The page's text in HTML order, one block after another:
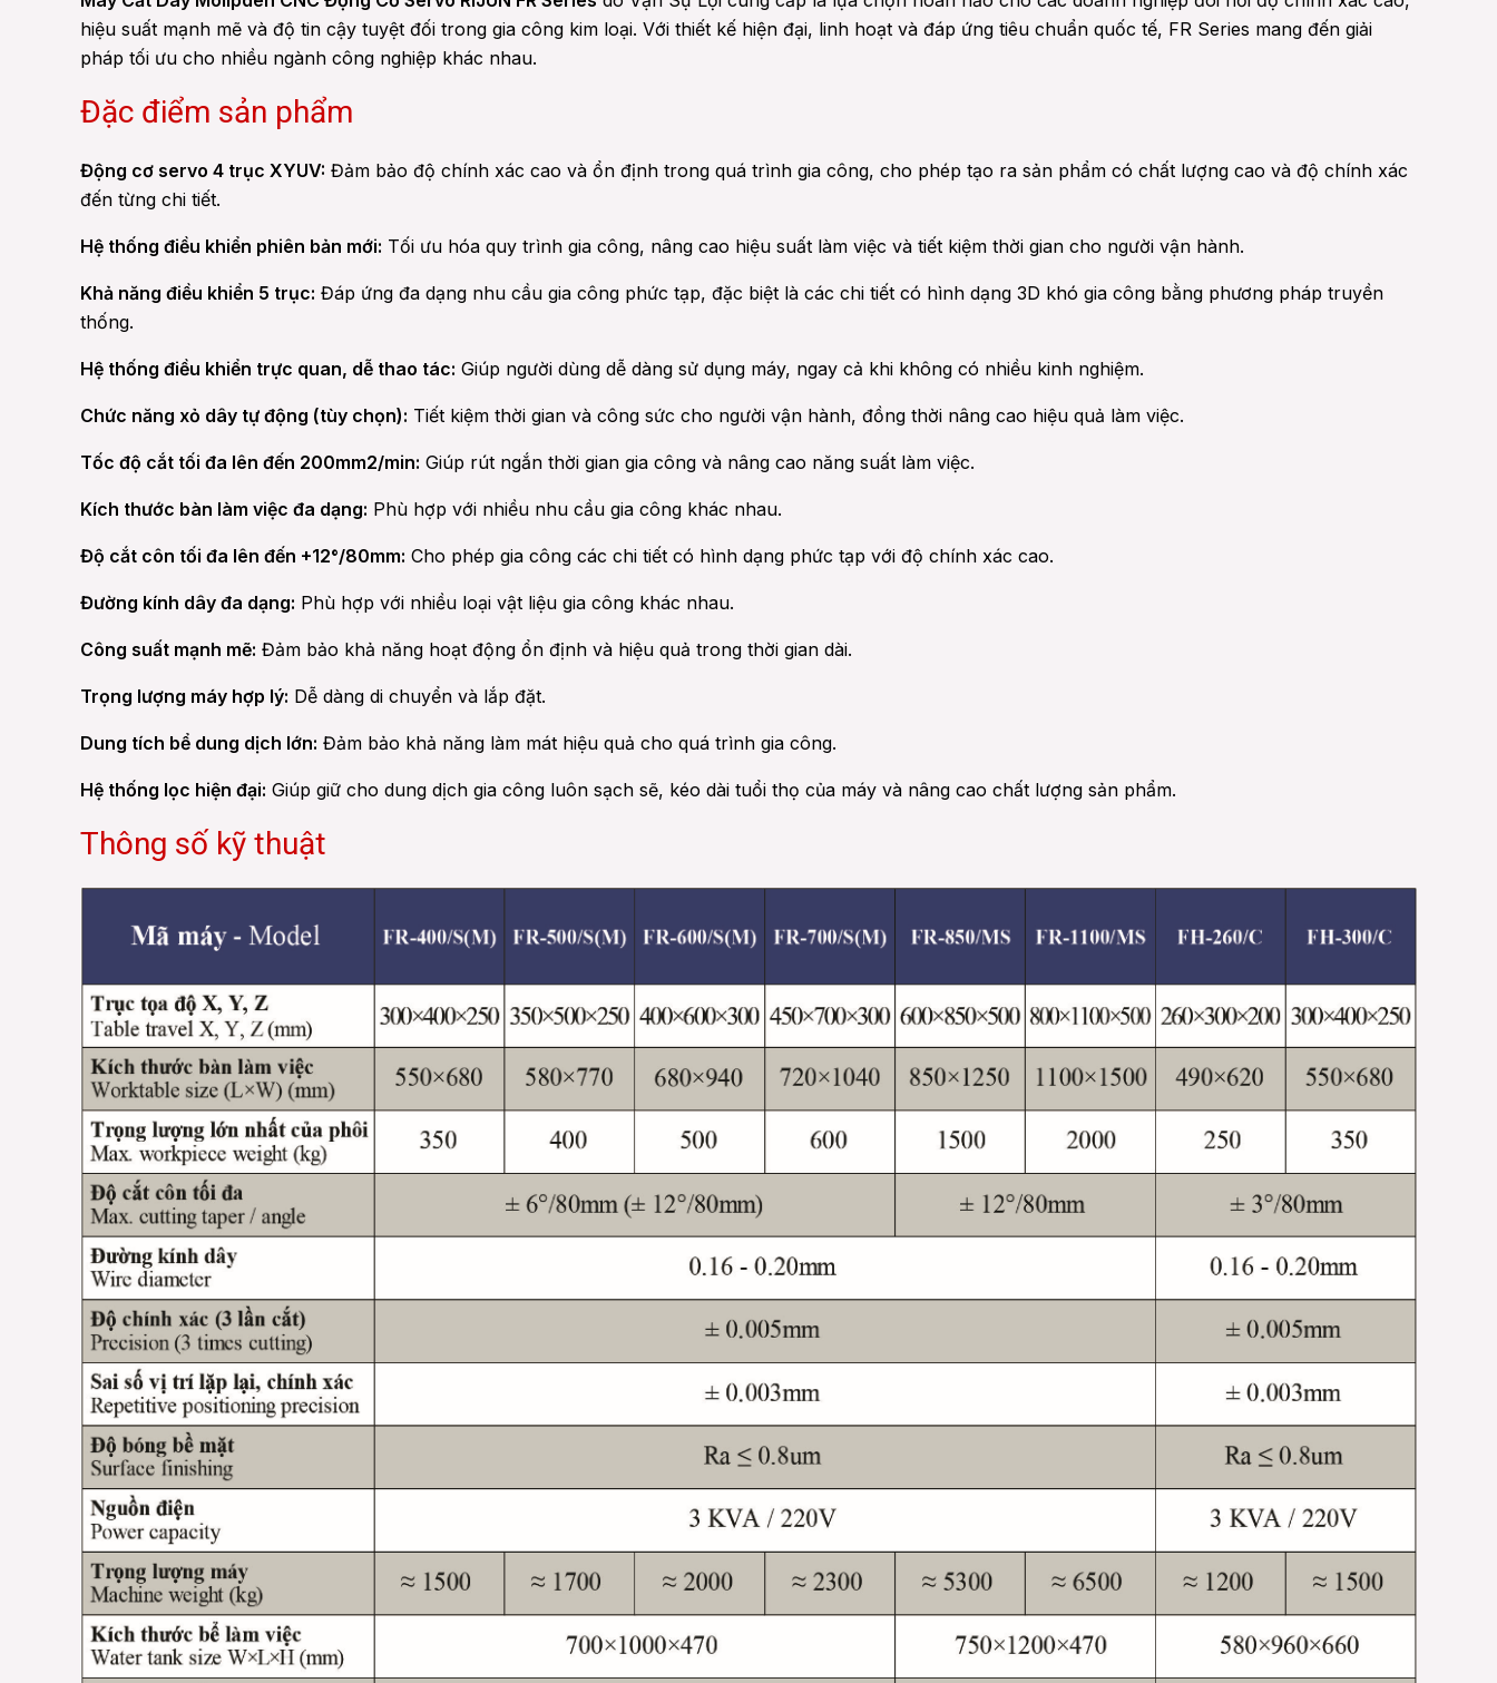
hiệu suất mạnh mẽ và độ tin cậy tuyệt đối trong gia công kim loại. Với thiết kế hiện đại, linh hoạt và đáp ứng tiêu chuẩn quốc tế, FR Series mang đến giải
pháp tối ưu cho nhiều ngành công nghiệp khác nhau.
Đặc điểm sản phẩm
Động cơ servo 4 trục XYUV: Đảm bảo độ chính xác cao và ổn định trong quá trình gia công, cho phép tạo ra sản phẩm có chất lượng cao và độ chính xác
đến từng chi tiết.
Hệ thống điều khiển phiên bản mới: Tối ưu hóa quy trình gia công, nâng cao hiệu suất làm việc và tiết kiệm thời gian cho người vận hành.
Khả năng điều khiển 5 trục: Đáp ứng đa dạng nhu cầu gia công phức tạp, đặc biệt là các chi tiết có hình dạng 3D khó gia công bằng phương pháp truyền
thống.
Hệ thống điều khiển trực quan, dễ thao tác: Giúp người dùng dễ dàng sử dụng máy, ngay cả khi không có nhiều kinh nghiệm.
Chức năng xỏ dây tự động (tùy chọn): Tiết kiệm thời gian và công sức cho người vận hành, đồng thời nâng cao hiệu quả làm việc.
Tốc độ cắt tối đa lên đến 200mm2/min: Giúp rút ngắn thời gian gia công và nâng cao năng suất làm việc.
Kích thước bàn làm việc đa dạng: Phù hợp với nhiều nhu cầu gia công khác nhau.
Độ cắt côn tối đa lên đến +12°/80mm: Cho phép gia công các chi tiết có hình dạng phức tạp với độ chính xác cao.
Đường kính dây đa dạng: Phù hợp với nhiều loại vật liệu gia công khác nhau.
Công suất mạnh mẽ: Đảm bảo khả năng hoạt động ổn định và hiệu quả trong thời gian dài.
Trọng lượng máy hợp lý: Dễ dàng di chuyển và lắp đặt.
Dung tích bể dung dịch lớn: Đảm bảo khả năng làm mát hiệu quả cho quá trình gia công.
Hệ thống lọc hiện đại: Giúp giữ cho dung dịch gia công luôn sạch sẽ, kéo dài tuổi thọ của máy và nâng cao chất lượng sản phẩm.
Thông số kỹ thuật